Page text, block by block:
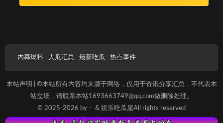
内幕爆料 大瓜汇总 最新吃瓜 热点事件
本站声明 | ©本站所有内容均来源于网络，仅用于资讯分享汇总，不代表本
站立场，请联系本站1693663749@qq.com做删除处理。
© 2025-2026 by -
& 娱乐吃瓜屋All rights reserved
沪ICP备2023012088号